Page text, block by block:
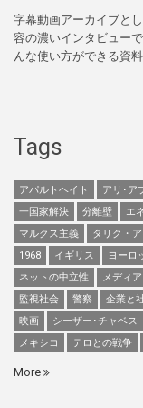
字幕動画アーカイブと
容の濃いインタビュー
んな使い方ができる資
Tags
アパルトヘイト アリ･ア
一国家解決
分離壁 エ
マルクス主義
タリク・ア
1968
イギリス ヨーロ
ネットの中立性
メディア
監視社会
警察 企業と
映画
シーザー･チャベス
メキシコ
テロとの戦争
More